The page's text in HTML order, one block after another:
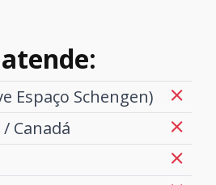
Espaço Schengen)
Canadá